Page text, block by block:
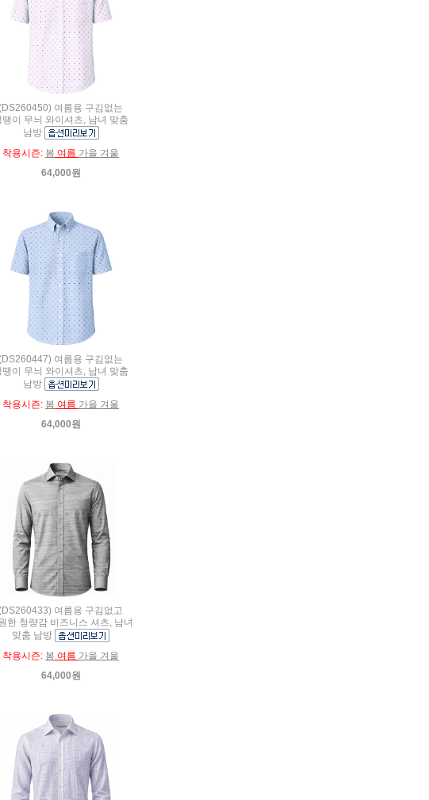
여름용 구김없는
땡이 무늬 와이셔츠, 남녀 맞춤
남방
착용시즌: 봄 여름 가을 겨울
64,000원
여름용 구김없는
땡이 무늬 와이셔츠, 남녀 맞춤
남방
착용시즌: 봄 여름 가을 겨울
64,000원
여름용 구김없고
한 청량감 비즈니스 셔츠, 남녀
맞춤 남방
착용시즌: 봄 여름 가을 겨울
64,000원